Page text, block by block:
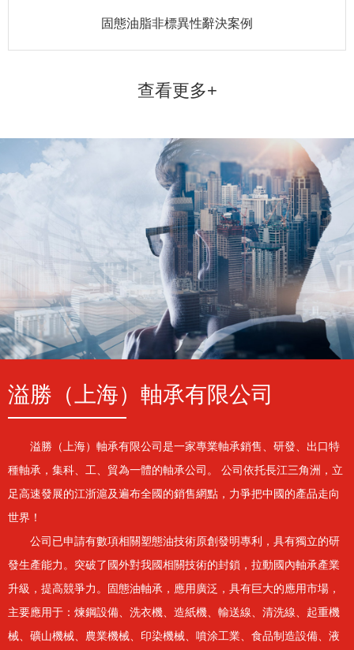
固態油脂非標異性辭決案例
查看更多+
溢勝（上海）軸承有限公司
溢勝（上海）軸承有限公司是一家專業軸承銷售、研發、出口特
種軸承，集科、工、貿為一體的軸承公司。 公司依托長江三角洲，立
足高速發展的江浙滬及遍布全國的銷售網點，力爭把中國的產品走向
世界！
公司已申請有數項相關塑態油技術原創發明專利，具有獨立的研
發生產能力。突破了國外對我國相關技術的封鎖，拉動國內軸承產業
升級，提高競爭力。固態油軸承，應用廣泛，具有巨大的應用市場，
主要應用于：煉鋼設備、洗衣機、造紙機、輸送線、清洗線、起重機
械、礦山機械、農業機械、印染機械、噴涂工業、食品制造設備、液